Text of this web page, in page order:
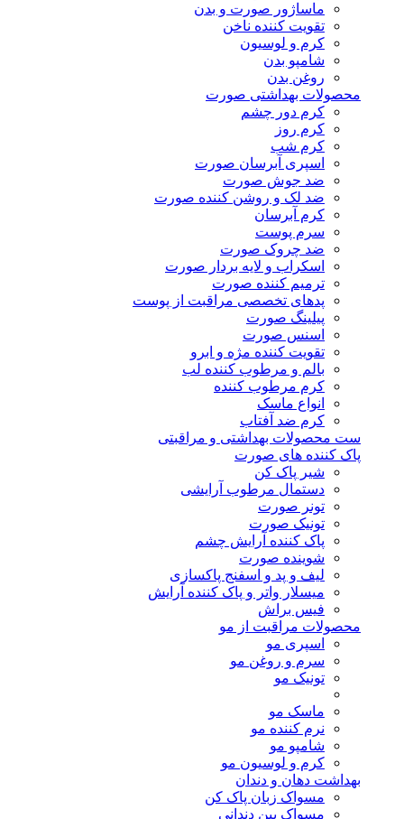
ماساژور صورت و بدن
تقویت کننده ناخن
کرم و لوسیون
شامپو بدن
روغن بدن
محصولات بهداشتی صورت
کرم دور چشم
کرم روز
کرم شب
اسپری آبرسان صورت
ضد جوش صورت
ضد لک و روشن کننده صورت
کرم آبرسان
سرم پوست
ضد چروک صورت
اسکراب و لایه بردار صورت
ترمیم کننده صورت
پدهای تخصصی مراقبت از پوست
پیلینگ صورت
اسنس صورت
تقویت کننده مژه و ابرو
بالم و مرطوب کننده لب
کرم مرطوب کننده
انواع ماسک
کرم ضد آفتاب
ست محصولات بهداشتی و مراقبتی
پاک کننده های صورت
شیر پاک کن
دستمال مرطوب آرایشی
تونر صورت
تونیک صورت
پاک کننده آرایش چشم
شوینده صورت
لیف و پد و اسفنج پاکسازی
میسلار واتر و پاک کننده آرایش
فیس براش
محصولات مراقبت از مو
اسپری مو
سرم و روغن مو
تونیک مو
ماسک مو
نرم کننده مو
شامپو مو
کرم و لوسیون مو
بهداشت دهان و دندان
مسواک زبان پاک کن
مسواک بین دندانی